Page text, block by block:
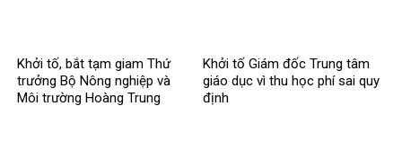
Khởi tố, bắt tạm giam Thứ
trưởng Bộ Nông nghiệp và
Môi trường Hoàng Trung
Khởi tố Giám đốc Trung tâm
giáo dục vì thu học phí sai quy
định